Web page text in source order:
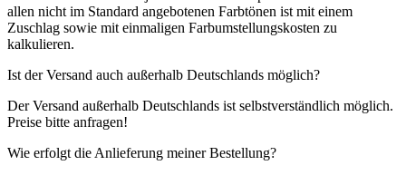
allen nicht im Standard angebotenen Farbtönen ist mit einem
Zuschlag sowie mit einmaligen Farbumstellungskosten zu
kalkulieren.
Ist der Versand auch außerhalb Deutschlands möglich?
Der Versand außerhalb Deutschlands ist selbstverständlich möglich.
Preise bitte anfragen!
Wie erfolgt die Anlieferung meiner Bestellung?